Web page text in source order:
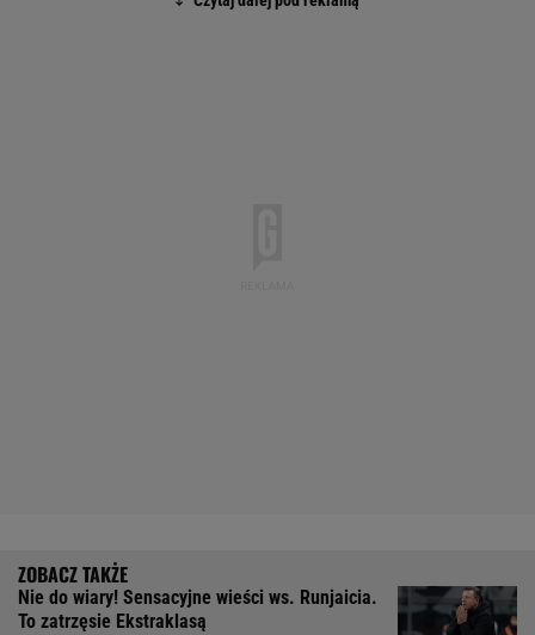
Nie do wiary! Sensacyjne wieści ws. Runjaicia.
To zatrzęsie Ekstraklasą